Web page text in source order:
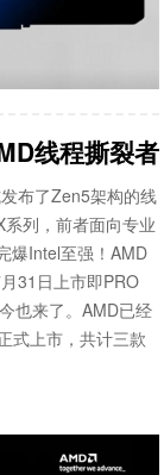
线程撕裂
布了Zen5架构的线
列，前者面向专业
爆Intel至强！AMD
31日上市即PRO
也来了。AMD已经
式上市，共计三款